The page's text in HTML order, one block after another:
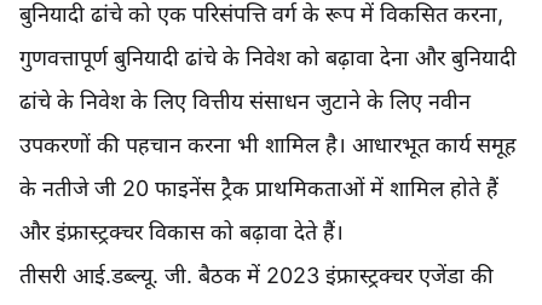
बुनियादी ढांचे को एक परिसंपत्ति वर्ग के रूप में विकसित करना,
गुणवत्तापूर्ण बुनियादी ढांचे के निवेश को बढ़ावा देना और बुनियादी
ढांचे के निवेश के लिए वित्तीय संसाधन जुटाने के लिए नवीन
उपकरणों की पहचान करना भी शामिल है। आधारभूत कार्य समूह
के नतीजे जी 20 फाइनेंस ट्रैक प्राथमिकताओं में शामिल होते हैं
और इंफ्रास्ट्रक्चर विकास को बढ़ावा देते हैं।
तीसरी आई.डब्ल्यू. जी. बैठक में 2023 इंफ्रास्ट्रक्चर एजेंडा की